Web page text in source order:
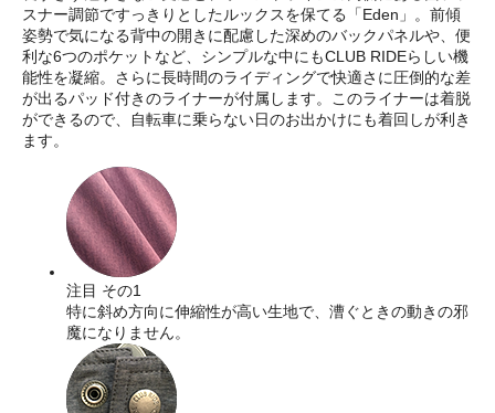
スナー調節ですっきりとしたルックスを保てる「Eden」。前傾
姿勢で気になる背中の開きに配慮した深めのバックパネルや、便
利な6つのポケットなど、シンプルな中にもCLUB RIDEらしい機
能性を凝縮。さらに長時間のライディングで快適さに圧倒的な差
が出るパッド付きのライナーが付属します。このライナーは着脱
ができるので、自転車に乗らない日のお出かけにも着回しが利き
ます。
注目 その1
特に斜め方向に伸縮性が高い生地で、漕ぐときの動きの邪
魔になりません。